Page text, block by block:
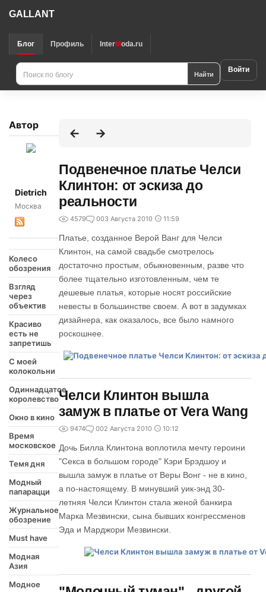
GALLANT
Блог Профиль InterModa.ru
Найти Войти
Автор
Dietrich
Москва
Колесо
обозрения
Взгляд
через
объектив
Красиво
есть не
запретишь
С моей
колокольни
Одиннадцатое
королевство
Окно в кино
Время
московское
Темя дня
Модный
папарацци
Журнальное
обозрение
Must have
Модная
Азия
Модное
Подвенечное платье Челси
Клинтон: от эскиза до
реальности
4579 003 Августа 2010 11:59
Платье, созданное Верой Ванг для Челси
Клинтон, на самой свадьбе смотрелось
достаточно простым, обыкновенным, разве что
более тщательно изготовленным, чем те
дешевые платья, которые носят российские
невесты в большинстве своем. А вот в задумках
дизайнера, как оказалось, все было намного
роскошнее.
Челси Клинтон вышла
замуж в платье от Vera Wang
9474 002 Августа 2010 10:12
Дочь Билла Клинтона воплотила мечту героини
"Секса в большом городе" Кэри Брэдшоу и
вышла замуж в платье от Веры Вонг - не в кино,
а по-настоящему. В минувший уик-энд 30-
летняя Челси Клинтон стала женой банкира
Марка Мезвински, сына бывших конгрессменов
Эда и Марджори Мезвински.